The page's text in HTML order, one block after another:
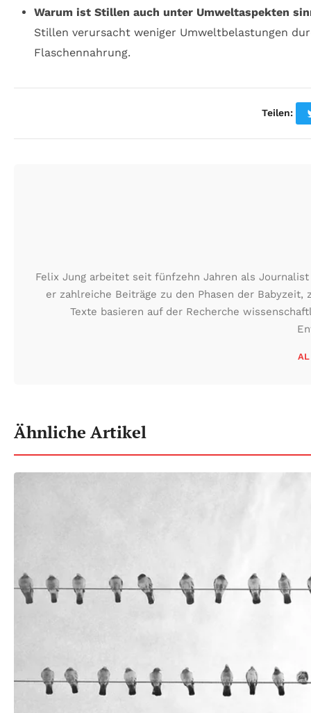
Warum ist Stillen auch unter Umweltaspekten
Stillen verursacht weniger Umweltbelastungen
Flaschennahrung.
Teilen:
Felix Jung arbeitet seit fünfzehn Jahren als
er zahlreiche Beiträge zu den Phasen der
Texte basieren auf der Recherche
Ähnliche Artikel